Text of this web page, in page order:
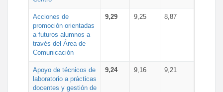
Acciones de
promoción orientadas
a futuros alumnos a
través del Área de
Comunicación
9,29 9,25 8,87
Apoyo de técnicos de
laboratorio a prácticas
docentes y gestión de
9,24 9,16 9,21